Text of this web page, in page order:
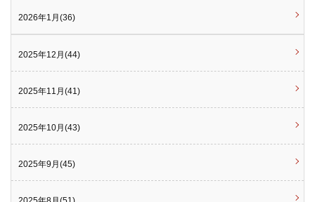
2026年1月(36)
2025年12月(44)
2025年11月(41)
2025年10月(43)
2025年9月(45)